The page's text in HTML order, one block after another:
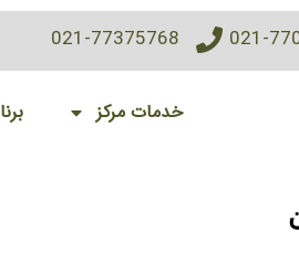
021-
021-77375768
خدمات مرکز